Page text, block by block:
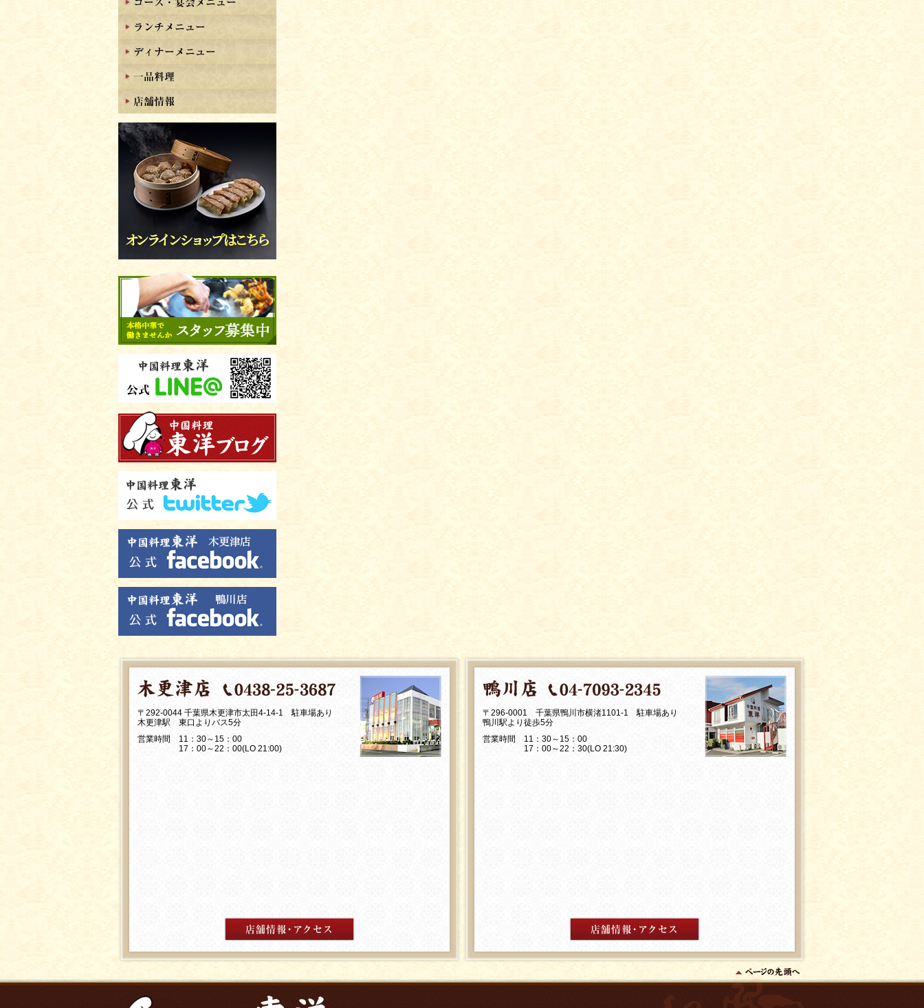
〒292-0044 千葉県木更津市太田4-14-1 駐車場あり
木更津駅 東口よりバス5分
営業時間 11：30～15：00
17：00～22：00(LO 21:00)
〒296-0001 千葉県鴨川市横渚1101-1 駐車場あり
鴨川駅より徒歩5分
営業時間 11：30～15：00
17：00～22：30(LO 21:30)